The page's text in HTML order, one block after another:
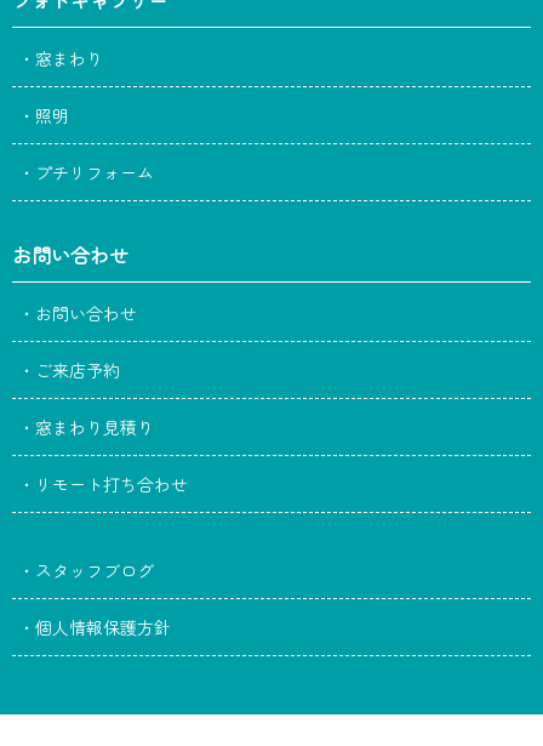
・窓まわり
・照明
・プチリフォーム
お問い合わせ
・お問い合わせ
・ご来店予約
・窓まわり見積り
・リモート打ち合わせ
・スタッフブログ
・個人情報保護方針